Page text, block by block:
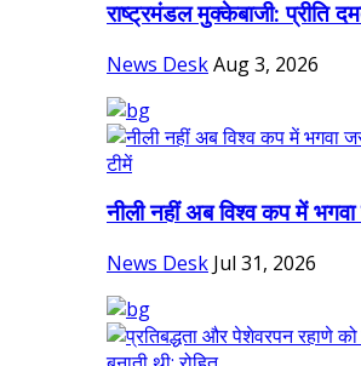
राष्ट्रमंडल मुक्केबाजी: प्रीति
News DeskAug 3, 2026
नीली नहीं अब विश्व कप में भगवा
News Desk Jul 31, 2026